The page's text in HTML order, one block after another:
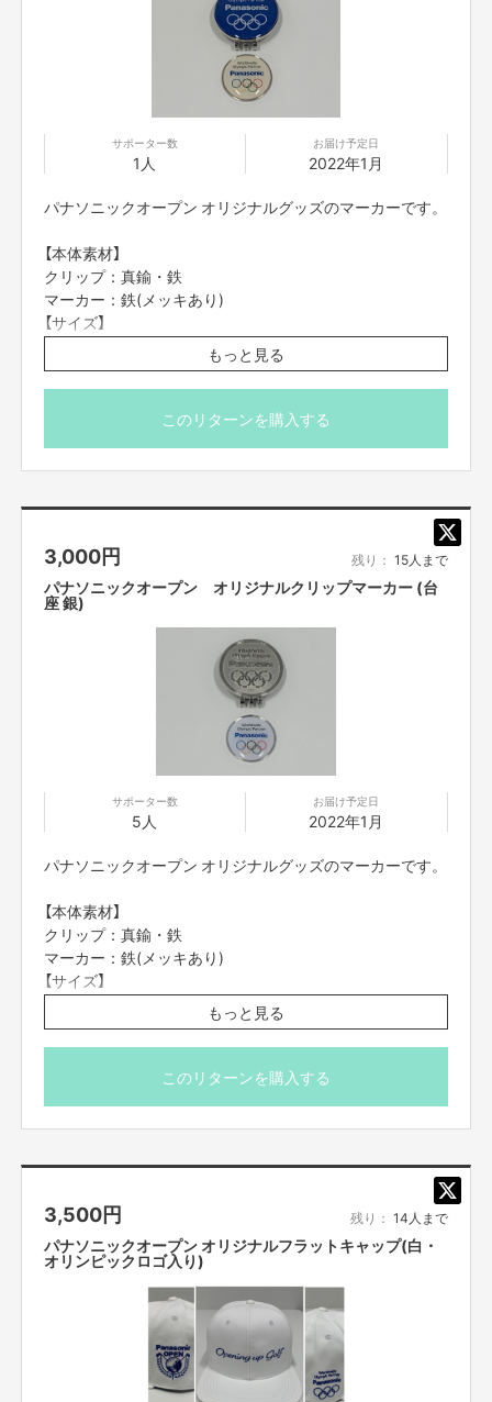
お問い合わせは下記のURLのメッセージからご連絡ください。
【返品期限】
7日以内に上記問い合わせ先へご連絡ください。それ以上経過しますと返品
をお受け出来ない場合がございます。※サポーターのご都合によるキャンセ
ル・返品・交換はお受けできません。
【返品送料】
不良品、発送商品間違いの場合、着払いにて対応いたします。
サポーター数
1人
お届け予定日
2022年1月
パナソニックオープン オリジナルグッズのマーカーです。
【本体素材】
クリップ：真鍮・鉄
マーカー：鉄(メッキあり)
【サイズ】
クリップ：32mm
マーカー：24mm
【メーカー】
いてください。
もっと見る
このリターンを購入する
3,000円 残り： 15人まで
パナソニックオープン オリジナルクリップマーカー (台
座 銀)
サポーター数
5人
お届け予定日
2022年1月
パナソニックオープン オリジナルグッズのマーカーです。
【本体素材】
クリップ：真鍮・鉄
マーカー：鉄(メッキあり)
【サイズ】
クリップ：32mm
マーカー：24mm
【メーカー】
いてください。
もっと見る
このリターンを購入する
3,500円 残り： 14人まで
パナソニックオープン オリジナルフラットキャップ(白・
オリンピックロゴ入り)